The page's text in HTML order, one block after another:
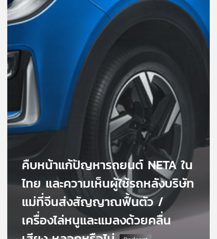
บทความ
ข่าว
และ
กิจกรรม
เกี่ยว
กับ
เรา
เครือคืบหน้าแก้ปัญหารถยนต์ NETA ใน
ไทย และความเห็นผู้ใช้รถหลังบริษัท
แม่ที่จีนส่งสัญญาณฟื้นตัว /
เครื่องไล่หนูและแมลงด้วยคลื่น